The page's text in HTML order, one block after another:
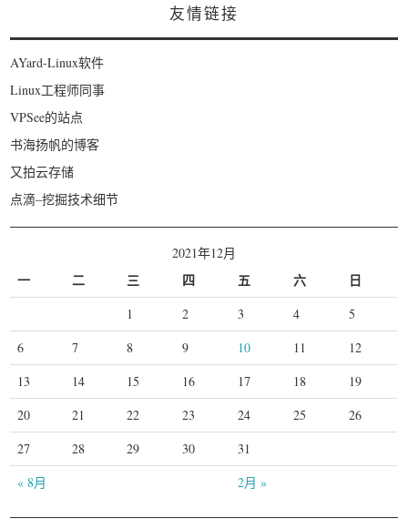
友情链接
AYard-Linux软件
Linux工程师同事
VPSee的站点
书海扬帆的博客
又拍云存储
点滴–挖掘技术细节
2021年12月
一 二 三 四 五 六 日
« 8月 2月 »
1 2 3 4
5
6
7 8 9 10 11
12
13
14 15 16 17 18
19
20
21 22 23 24 25
26
27
28 29 30 31